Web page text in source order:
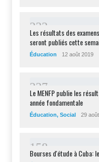
232
Les résultats des
seront publiés cette
Éducation 12 août 2019
227
Le MENFP publie les
année fondamentale
Éducation, Social 29
1 58
Bourses d'étude à Cuba: